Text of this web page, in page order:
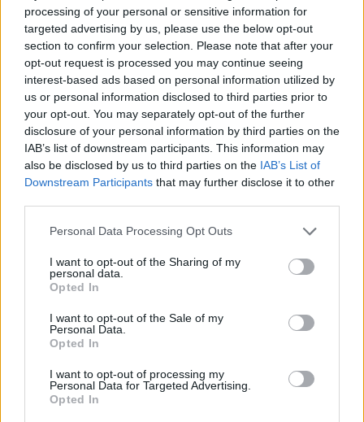
processing of your personal or sensitive information for
targeted advertising by us, please use the below opt-out
section to confirm your selection. Please note that after your
opt-out request is processed you may continue seeing
interest-based ads based on personal information utilized by
us or personal information disclosed to third parties prior to
your opt-out. You may separately opt-out of the further
disclosure of your personal information by third parties on the
IAB’s list of downstream participants. This information may
also be disclosed by us to third parties on the IAB’s List of
Downstream Participants that may further disclose it to other
Personal Data Processing Opt Outs
I want to opt-out of the Sharing of my
personal data.
Opted In
I want to opt-out of the Sale of my
Personal Data.
Opted In
I want to opt-out of processing my
Personal Data for Targeted Advertising.
Opted In
7.5
Justice League Action
Én kicsi pónim:
Varázslatos barátság
SOROZAT SOROZAT